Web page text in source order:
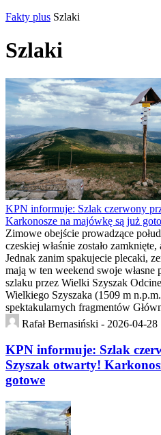
Fakty plus Szlaki
Szlaki
KPN informuje: Szlak czerwony
Karkonosze na majówkę są już
Zimowe obejście prowadzące
czeskiej właśnie zostało
Jednak zanim spakujecie plecaki,
mają w ten weekend swoje własne
szlaku przez Wielki Szyszak
Wielkiego Szyszaka (1509 m
spektakularnych fragmentów
Rafał Bernasiński - 2026-04-28
KPN informuje: Szlak
Szyszak otwarty!
gotowe